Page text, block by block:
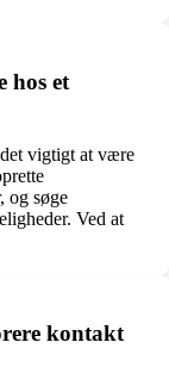
hos et
vigtigt at være
og søge
Ved at
kontakt